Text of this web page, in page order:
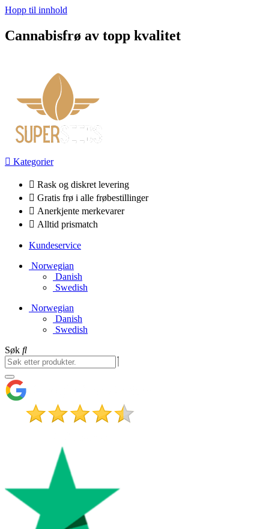
Hopp til innhold
Cannabisfrø av topp kvalitet
Kategorier
Rask og diskret levering
Gratis frø i alle frøbestillinger
Anerkjente merkevarer
Alltid prismatch
Kundeservice
Norwegian
Danish
Swedish
Norwegian
Danish
Swedish
Søk